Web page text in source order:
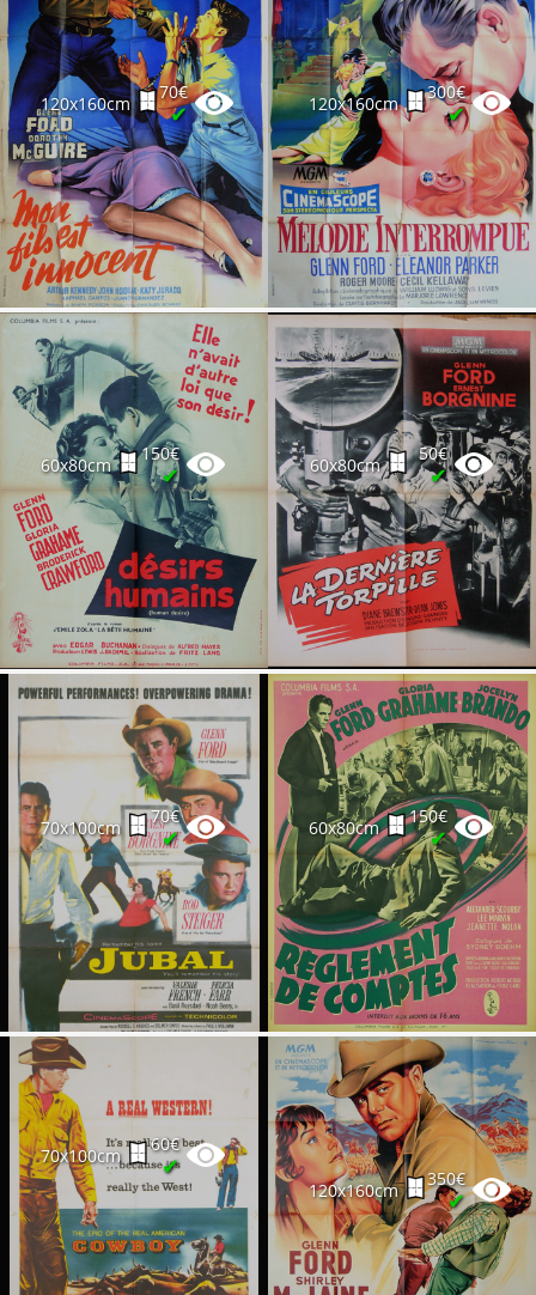
120x160cm
70€
✔ 120x160cm
300€
✔
60x80cm
150€
✔ 60x80cm
50€
✔
70x100cm
70€
✔ 60x80cm
150€
✔
70x100cm
60€
✔
120x160cm
350€
✔